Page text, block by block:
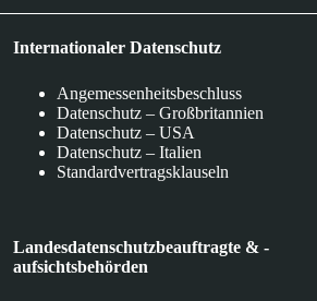
Internationaler Datenschutz
Angemessenheitsbeschluss
Datenschutz – Großbritannien
Datenschutz – USA
Datenschutz – Italien
Standardvertragsklauseln
Landesdatenschutzbeauftragte & -
aufsichtsbehörden